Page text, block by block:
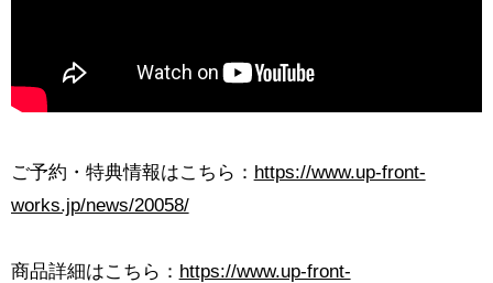
ご予約・特典情報はこちら： https://www.up-front-
works.jp/news/20058/
商品詳細はこちら： https://www.up-front-